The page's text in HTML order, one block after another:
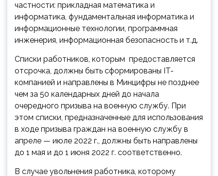
частности: прикладная математика и
информатика, фундаментальная информатика и
информационные технологии, программная
инженерия, информационная безопасность и т.д.
Списки работников, которым предоставляется
отсрочка, должны быть сформированы IT-
компанией и направлены в Минцифры не позднее
чем за 50 календарных дней до начала
очередного призыва на военную службу. При
этом списки, предназначенные для использования
в ходе призыва граждан на военную службу в
апреле — июле 2022 г., должны быть направлены
до 1 мая и до 1 июня 2022 г. соответственно.
В случае увольнения работника, которому